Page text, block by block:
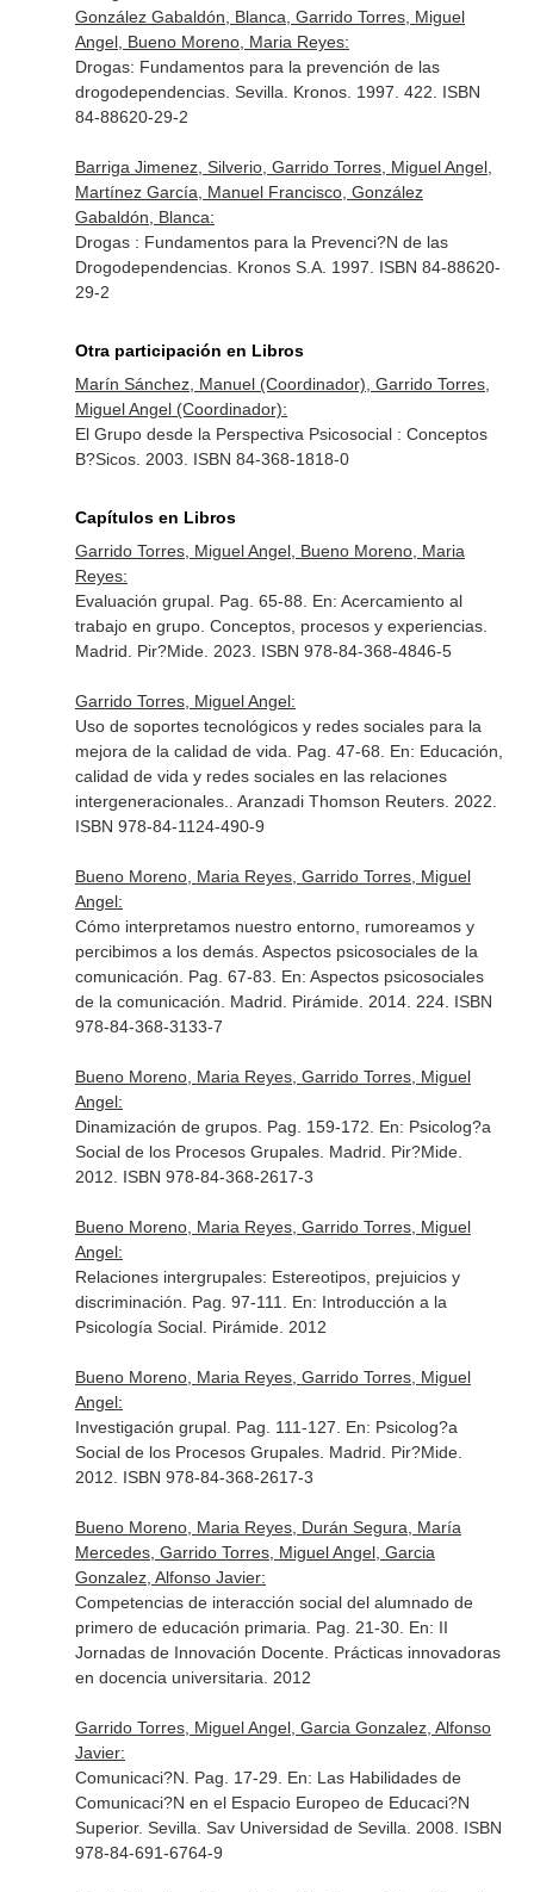
González Gabaldón, Blanca, Garrido Torres, Miguel
Angel, Bueno Moreno, Maria Reyes:
Drogas: Fundamentos para la prevención de las
drogodependencias. Sevilla. Kronos. 1997. 422. ISBN
84-88620-29-2
Barriga Jimenez, Silverio, Garrido Torres, Miguel Angel,
Martínez García, Manuel Francisco, González
Gabaldón, Blanca:
Drogas : Fundamentos para la Prevenci?N de las
Drogodependencias. Kronos S.A. 1997. ISBN 84-88620-
29-2
Otra participación en Libros
Marín Sánchez, Manuel (Coordinador), Garrido Torres,
Miguel Angel (Coordinador):
El Grupo desde la Perspectiva Psicosocial : Conceptos
B?Sicos. 2003. ISBN 84-368-1818-0
Capítulos en Libros
Garrido Torres, Miguel Angel, Bueno Moreno, Maria
Reyes:
Evaluación grupal. Pag. 65-88. En: Acercamiento al
trabajo en grupo. Conceptos, procesos y experiencias.
Madrid. Pir?Mide. 2023. ISBN 978-84-368-4846-5
Garrido Torres, Miguel Angel:
Uso de soportes tecnológicos y redes sociales para la
mejora de la calidad de vida. Pag. 47-68. En: Educación,
calidad de vida y redes sociales en las relaciones
intergeneracionales.
. Aranzadi Thomson Reuters. 2022.
ISBN 978-84-1124-490-9
Bueno Moreno, Maria Reyes, Garrido Torres, Miguel
Angel:
Cómo interpretamos nuestro entorno, rumoreamos y
percibimos a los demás. Aspectos psicosociales de la
comunicación. Pag. 67-83. En: Aspectos psicosociales
de la comunicación . Madrid. Pirámide. 2014. 224. ISBN
978-84-368-3133-7
Bueno Moreno, Maria Reyes, Garrido Torres, Miguel
Angel:
Dinamización de grupos. Pag. 159-172. En: Psicolog?a
Social de los Procesos Grupales. Madrid. Pir?Mide.
2012. ISBN 978-84-368-2617-3
Bueno Moreno, Maria Reyes, Garrido Torres, Miguel
Angel:
Relaciones intergrupales: Estereotipos, prejuicios y
discriminación. Pag. 97-111. En: Introducción a la
Psicología Social. Pirámide. 2012
Bueno Moreno, Maria Reyes, Garrido Torres, Miguel
Angel:
Investigación grupal. Pag. 111-127. En: Psicolog?a
Social de los Procesos Grupales. Madrid. Pir?Mide.
2012. ISBN 978-84-368-2617-3
Bueno Moreno, Maria Reyes, Durán Segura, María
Mercedes, Garrido Torres, Miguel Angel, Garcia
Gonzalez, Alfonso Javier:
Competencias de interacción social del alumnado de
primero de educación primaria. Pag. 21-30. En: II
Jornadas de Innovación Docente. Prácticas innovadoras
en docencia universitaria . 2012
Garrido Torres, Miguel Angel, Garcia Gonzalez, Alfonso
Javier:
Comunicaci?N. Pag. 17-29. En: Las Habilidades de
Comunicaci?N en el Espacio Europeo de Educaci?N
Superior. Sevilla. Sav Universidad de Sevilla. 2008. ISBN
978-84-691-6764-9